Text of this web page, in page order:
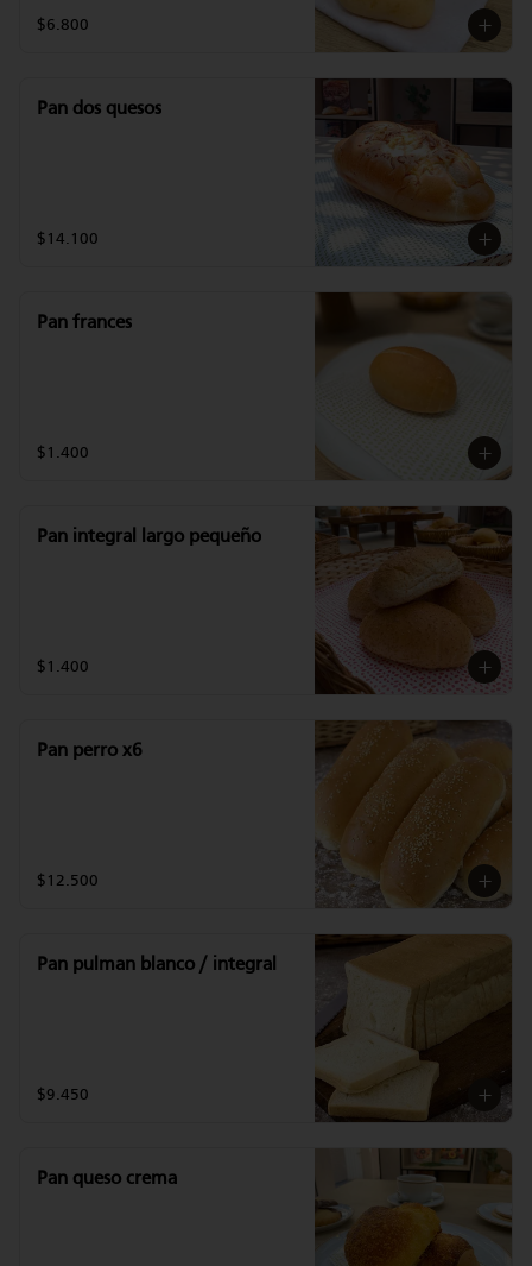
$6.800
Pan dos quesos
$14.100
Pan frances
$1.400
Pan integral largo pequeño
$1.400
Pan perro x6
$12.500
Pan pulman blanco / integral
$9.450
Pan queso crema